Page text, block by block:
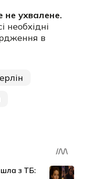
не ухвалене.
необхідні
в